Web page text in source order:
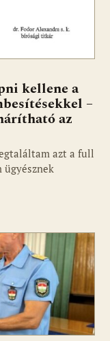
kellene a
–
az
azt a full